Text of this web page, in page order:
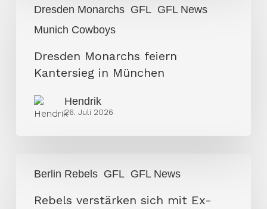
Richtung
Dresden Monarchs GFL GFL News
Munich Cowboys
Monarchs
feiern
Dresden Monarchs feiern
Kantersieg in München
Hendrik
26. Juli 2026
Berlin Rebels GFL GFL News
verstärken
Rebels verstärken sich mit Ex-